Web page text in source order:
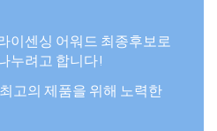
이센싱 어워드 최종후보로
누려고 합니다!
고의 제품을 위해 노력한